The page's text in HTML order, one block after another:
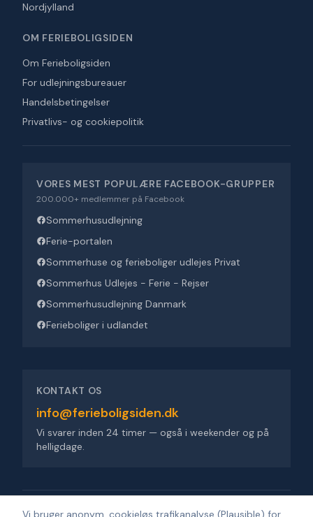
Nordjylland
OM FERIEBOLIGSIDEN
Om Ferieboligsiden
For udlejningsbureauer
Handelsbetingelser
Privatlivs- og cookiepolitik
VORES MEST POPULÆRE FACEBOOK-GRUPPER
200.000+ medlemmer på Facebook
Sommerhusudlejning
Ferie-portalen
Sommerhuse og ferieboliger udlejes Privat
Sommerhus Udlejes - Ferie - Rejser
Sommerhusudlejning Danmark
Ferieboliger i udlandet
KONTAKT OS
info@ferieboligsiden.dk
Vi svarer inden 24 timer — også i weekender og på
helligdage.
Ferieboligsiden ApS·Trigevej 9, 8382 Hinnerup ·CVR 36909676
Vi bruger anonym, cookieløs trafikanalyse (Plausible) for